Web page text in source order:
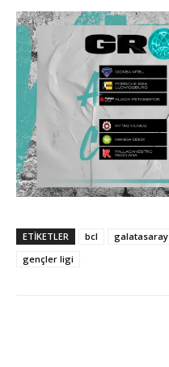
ETIKETLER bcl galatasaray
gençler ligi